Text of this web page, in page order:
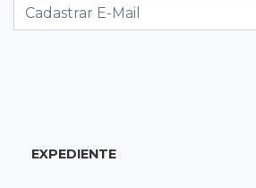
Mãe narra emboscada e diz ter
EXPEDIENTE